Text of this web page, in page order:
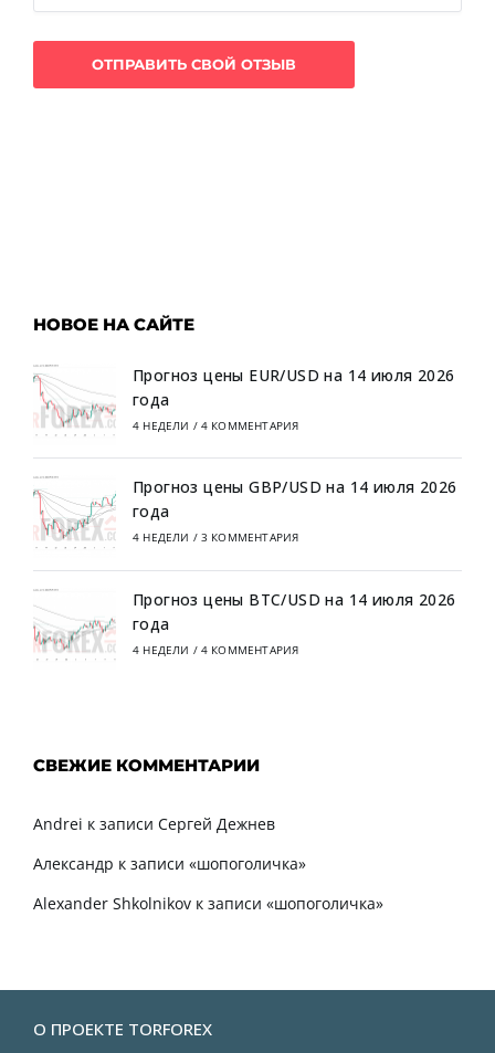
НОВОЕ НА САЙТЕ
Прогноз цены EUR/USD на 14 июля 2026
года
4 НЕДЕЛИ / 4 КОММЕНТАРИЯ
Прогноз цены GBP/USD на 14 июля 2026
года
4 НЕДЕЛИ / 3 КОММЕНТАРИЯ
Прогноз цены BTC/USD на 14 июля 2026
года
4 НЕДЕЛИ / 4 КОММЕНТАРИЯ
СВЕЖИЕ КОММЕНТАРИИ
Andrei к записи Сергей Дежнев
Александр к записи «шопоголичка»
Alexander Shkolnikov к записи «шопоголичка»
О ПРОЕКТЕ TORFOREX